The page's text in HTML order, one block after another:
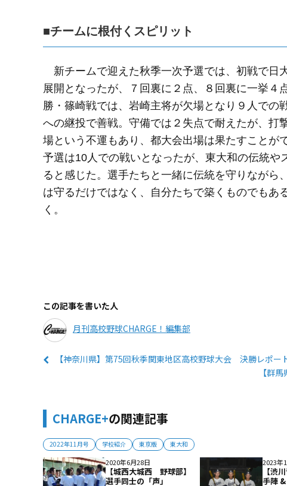
■チームに根付くスピリット
新チームで迎えた秋季一次予選では、初戦で日
展開となったが、７回裏に２点、８回裏に一挙
勝・篠崎戦では、岩崎主将が欠場となり９人での
への継投で善戦。守備では２失点で耐えたが、打
場という不運もあり、都大会出場は果たすことが
予選は10人での戦いとなったが、東大和の伝統
ると感じた。選手たちと一緒に伝統を守りなが
は守るだけではなく、自分たちで築くものでもあ
く。
この記事を書いた人
月刊高校野球CHARGE！編集部
【神奈川県】第75回秋季関東地区高校野球大会 決勝レポー
【群
CHARGE+の関連記事
2022年11月号 学校紹介 東京版 東大和
2020年6月28日
【城西大城西 野球部】
選手同士の「声」
2023年
【渋
手陣